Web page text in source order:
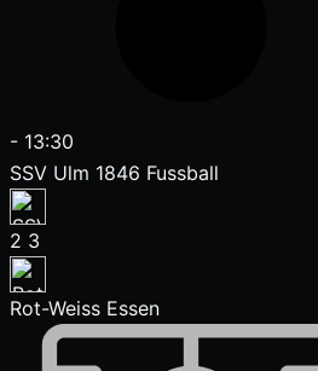
- 13:30
SSV Ulm 1846 Fussball
2 3
Rot-Weiss Essen